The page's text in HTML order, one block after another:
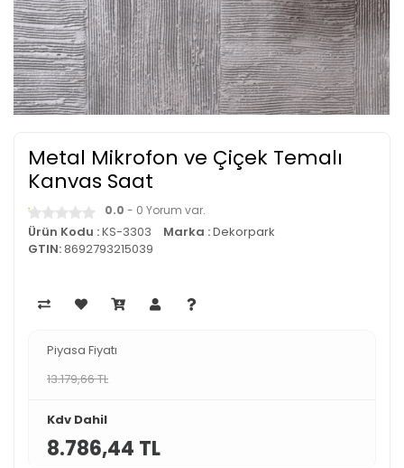
Metal Mikrofon ve Çiçek Temalı
Kanvas Saat
0.0 - 0 Yorum var.
Ürün Kodu :KS-3303 Marka :Dekorpark
GTIN:8692793215039
Piyasa Fiyatı
13.179,66 TL
Kdv Dahil
8.786,44 TL